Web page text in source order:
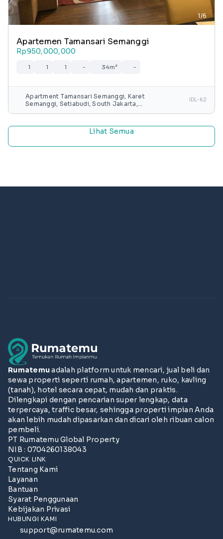
1/6
Apartemen Tamansari Semanggi
Rp950,000,000
1 1 1 - 34m² -
Apartment Tamansari Semanggi, Karet
Semanggi, Setiabudi, South Jakarta,
IDL-62
Lihat Semua
Rumatemuadalah platform untuk mencari, jual beli dan
sewa properti seperti rumah, apartemen, ruko, kavling
(tanah), hotel secara cepat, mudah dan praktis.
Dilengkapi dengan pencarian super lengkap, data
terpercaya, traffic besar, sehingga properti impian Anda
akan lebih mudah dipasarkan dan dicari oleh ribuan calon
pembeli.
PT Rumatemu Global Property
NIB : 0704260138043
QUICK LINK
Tentang Kami
Layanan
Bantuan
Syarat Penggunaan
Kebijakan Privasi
HUBUNGI KAMI
support@rumatemu.com